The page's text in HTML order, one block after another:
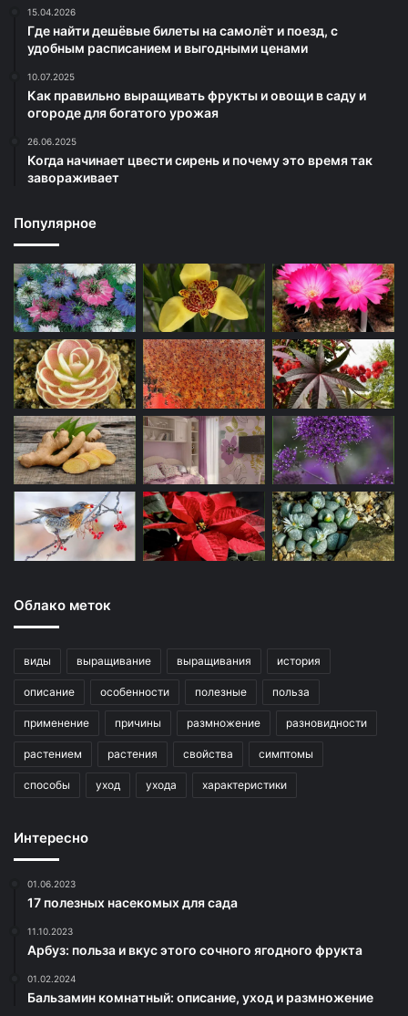
15.04.2026
Где найти дешёвые билеты на самолёт и поезд, с
удобным расписанием и выгодными ценами
10.07.2025
Как правильно выращивать фрукты и овощи в саду и
огороде для богатого урожая
26.06.2025
Когда начинает цвести сирень и почему это время так
завораживает
Популярное
Облако меток
виды выращивание выращивания история
описание особенности полезные польза
применение причины размножение разновидности
растением растения свойства симптомы
способы уход ухода характеристики
Интересно
01.06.2023
17 полезных насекомых для сада
11.10.2023
Арбуз: польза и вкус этого сочного ягодного фрукта
01.02.2024
Бальзамин комнатный: описание, уход и размножение